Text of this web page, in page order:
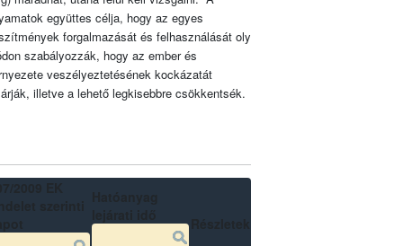
együttes célja, hogy az egyes
forgalmazását és felhasználását oly
szabályozzák, hogy az ember és
veszélyeztetésének kockázatát
illetve a lehető legkisebbre csökkentsék.